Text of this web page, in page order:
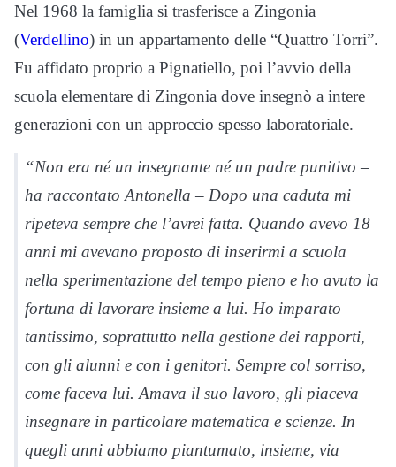
Nel 1968 la famiglia si trasferisce a Zingonia
(Verdellino) in un appartamento delle “Quattro Torri”.
Fu affidato proprio a Pignatiello, poi l’avvio della
scuola elementare di Zingonia dove insegnò a intere
generazioni con un approccio spesso laboratoriale.
“Non era né un insegnante né un padre punitivo –
ha raccontato Antonella – Dopo una caduta mi
ripeteva sempre che l’avrei fatta. Quando avevo 18
anni mi avevano proposto di inserirmi a scuola
nella sperimentazione del tempo pieno e ho avuto la
fortuna di lavorare insieme a lui. Ho imparato
tantissimo, soprattutto nella gestione dei rapporti,
con gli alunni e con i genitori. Sempre col sorriso,
come faceva lui. Amava il suo lavoro, gli piaceva
insegnare in particolare matematica e scienze. In
quegli anni abbiamo piantumato, insieme, via